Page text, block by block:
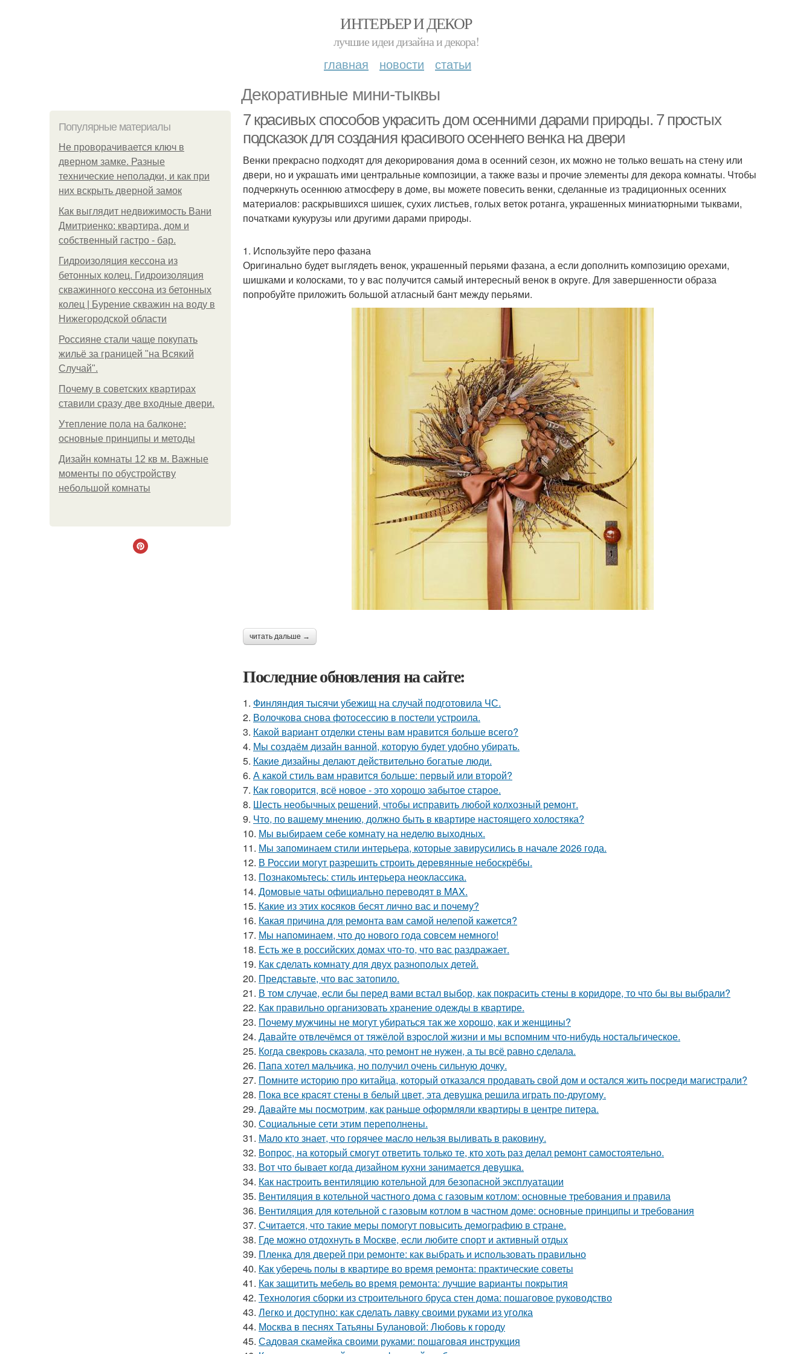
ИНТЕРЬЕР И ДЕКОР
лучшие идеи дизайна и декора!
главная новости статьи
Декоративные мини-тыквы
Популярные материалы
Не проворачивается ключ в
дверном замке. Разные
технические неполадки, и как при
них вскрыть дверной замок
Как выглядит недвижимость Вани
Дмитриенко: квартира, дом и
собственный гастро - бар.
Гидроизоляция кессона из
бетонных колец. Гидроизоляция
скважинного кессона из бетонных
колец | Бурение скважин на воду в
Нижегородской области
Россияне стали чаще покупать
жильё за границей "на Всякий
Случай".
Почему в советских квартирах
ставили сразу две входные двери.
Утепление пола на балконе:
основные принципы и методы
Дизайн комнаты 12 кв м. Важные
моменты по обустройству
небольшой комнаты
7 красивых способов украсить дом осенними дарами природы. 7 простых
подсказок для создания красивого осеннего венка на двери
Венки прекрасно подходят для декорирования дома в осенний сезон, их можно не только вешать на стену или
двери, но и украшать ими центральные композиции, а также вазы и прочие элементы для декора комнаты. Чтобы
подчеркнуть осеннюю атмосферу в доме, вы можете повесить венки, сделанные из традиционных осенних
материалов: раскрывшихся шишек, сухих листьев, голых веток ротанга, украшенных миниатюрными тыквами,
початками кукурузы или другими дарами природы.
1. Используйте перо фазана
Оригинально будет выглядеть венок, украшенный перьями фазана, а если дополнить композицию орехами,
шишками и колосками, то у вас получится самый интересный венок в округе. Для завершенности образа
попробуйте приложить большой атласный бант между перьями.
читать дальше →
Последние обновления на сайте:
1. Финляндия тысячи убежищ на случай подготовила ЧС.
2. Волочкова снова фотосессию в постели устроила.
3. Какой вариант отделки стены вам нравится больше всего?
4. Мы создаём дизайн ванной, которую будет удобно убирать.
5. Какие дизайны делают действительно богатые люди.
6. А какой стиль вам нравится больше: первый или второй?
7. Как говорится, всё новое - это хорошо забытое старое.
8. Шесть необычных решений, чтобы исправить любой колхозный ремонт.
9. Что, по вашему мнению, должно быть в квартире настоящего холостяка?
10. Мы выбираем себе комнату на неделю выходных.
11. Мы запоминаем стили интерьера, которые завирусились в начале 2026 года.
12. В России могут разрешить строить деревянные небоскрёбы.
13. Познакомьтесь: стиль интерьера неоклассика.
14. Домовые чаты официально переводят в MAX.
15. Какие из этих косяков бесят лично вас и почему?
16. Какая причина для ремонта вам самой нелепой кажется?
17. Мы напоминаем, что до нового года совсем немного!
18. Есть же в российских домах что-то, что вас раздражает.
19. Как сделать комнату для двух разнополых детей.
20. Представьте, что вас затопило.
21. В том случае, если бы перед вами встал выбор, как покрасить стены в коридоре, то что бы вы выбрали?
22. Как правильно организовать хранение одежды в квартире.
23. Почему мужчины не могут убираться так же хорошо, как и женщины?
24. Давайте отвлечёмся от тяжёлой взрослой жизни и мы вспомним что-нибудь ностальгическое.
25. Когда свекровь сказала, что ремонт не нужен, а ты всё равно сделала.
26. Папа хотел мальчика, но получил очень сильную дочку.
27. Помните историю про китайца, который отказался продавать свой дом и остался жить посреди магистрали?
28. Пока все красят стены в белый цвет, эта девушка решила играть по-другому.
29. Давайте мы посмотрим, как раньше оформляли квартиры в центре питера.
30. Социальные сети этим переполнены.
31. Мало кто знает, что горячее масло нельзя выливать в раковину.
32. Вопрос, на который смогут ответить только те, кто хоть раз делал ремонт самостоятельно.
33. Вот что бывает когда дизайном кухни занимается девушка.
34. Как настроить вентиляцию котельной для безопасной эксплуатации
35. Вентиляция в котельной частного дома с газовым котлом: основные требования и правила
36. Вентиляция для котельной с газовым котлом в частном доме: основные принципы и требования
37. Считается, что такие меры помогут повысить демографию в стране.
38. Где можно отдохнуть в Москве, если любите спорт и активный отдых
39. Пленка для дверей при ремонте: как выбрать и использовать правильно
40. Как уберечь полы в квартире во время ремонта: практические советы
41. Как защитить мебель во время ремонта: лучшие варианты покрытия
42. Технология сборки из строительного бруса стен дома: пошаговое руководство
43. Легко и доступно: как сделать лавку своими руками из уголка
44. Москва в песнях Татьяны Булановой: Любовь к городу
45. Садовая скамейка своими руками: пошаговая инструкция